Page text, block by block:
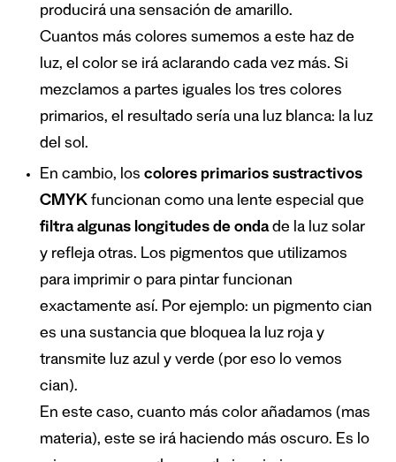
producirá una sensación de amarillo.
Cuantos más colores sumemos a este haz de
luz, el color se irá aclarando cada vez más. Si
mezclamos a partes iguales los tres colores
primarios, el resultado sería una luz blanca: la luz
del sol.
En cambio, los colores primarios sustractivos
CMYK funcionan como una lente especial que
filtra algunas longitudes de ondade la luz solar
y refleja otras. Los pigmentos que utilizamos
para imprimir o para pintar funcionan
exactamente así. Por ejemplo: un pigmento cian
es una sustancia que bloquea la luz roja y
transmite luz azul y verde (por eso lo vemos
cian).
En este caso, cuanto más color añadamos (mas
materia), este se irá haciendo más oscuro. Es lo